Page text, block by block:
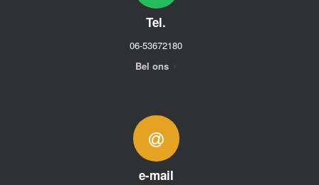
Tel.
06-53672180
Bel ons
e-mail